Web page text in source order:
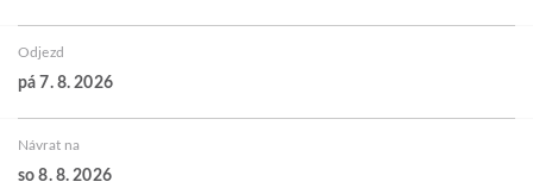
Odjezd
pá 7. 8. 2026
Návrat na
so 8. 8. 2026